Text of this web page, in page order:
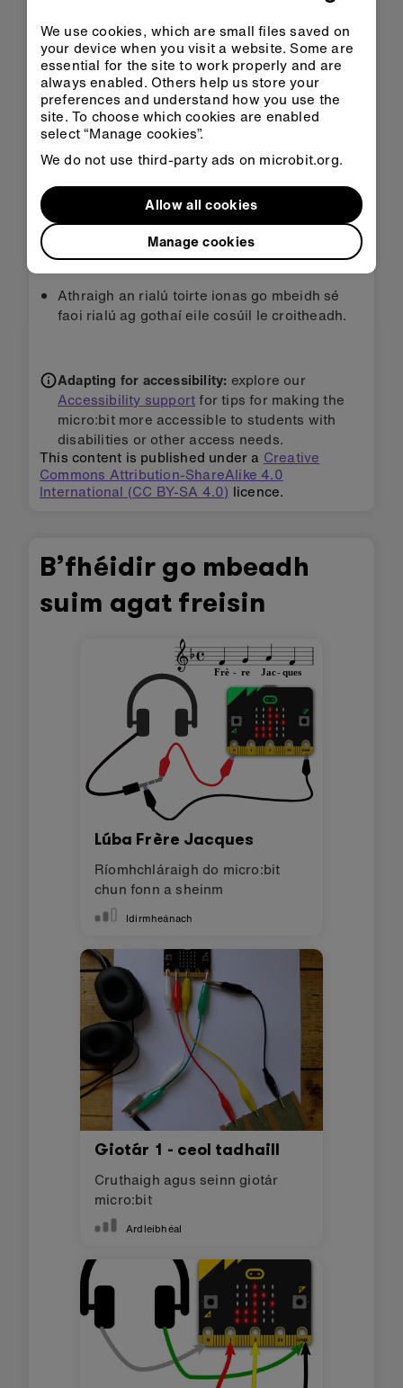
Íoslódáil HEX
Céim 3: Feabhsaigh é
Cuir feidhm bhalbhaithe leis trí chnaipe A+B a
bhrú le chéile.
Athraigh an rialú toirte ionas go mbeidh sé
faoi rialú ag gothaí eile cosúil le croitheadh.
Adapting for accessibility: explore our
Accessibility supportfor tips for making the
micro:bit more accessible to students with
disabilities or other access needs.
This content is published under a Creative
Commons Attribution-ShareAlike 4.0
International (CC BY-SA 4.0) licence.
B’fhéidir go mbeadh
suim agat freisin
Lúba Frère Jacques
Ríomhchláraigh do micro:bit
chun fonn a sheinm
Idirmheánach
Giotár 1 - ceol tadhaill
Cruthaigh agus seinn giotár
micro:bit
Ardleibhéal
We use cookies, which are small files saved on
your device when you visit a website. Some are
essential for the site to work properly and are
always enabled. Others help us store your
preferences and understand how you use the
site. To choose which cookies are enabled
select “Manage cookies”.
We do not use third-party ads on microbit.org.
Manage cookies
Allow all cookies